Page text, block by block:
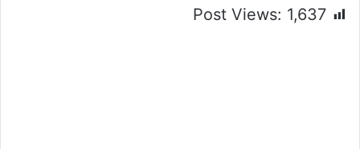
Post Views: 1,637